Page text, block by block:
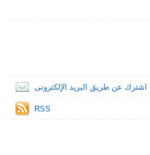
اشترك عن طريق البريد الإلكترونى
RSS